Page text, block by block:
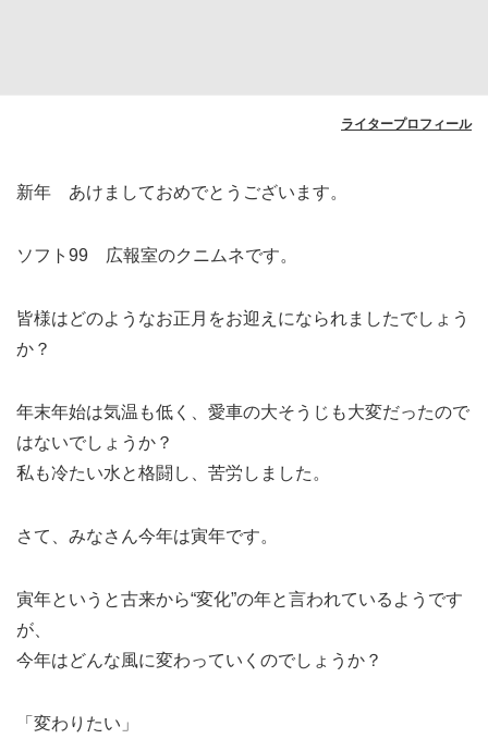
ライタープロフィール
新年 あけましておめでとうございます。
ソフト99 広報室のクニムネです。
皆様はどのようなお正月をお迎えになられましたでしょう
か？
年末年始は気温も低く、愛車の大そうじも大変だったので
はないでしょうか？
私も冷たい水と格闘し、苦労しました。
さて、みなさん今年は寅年です。
寅年というと古来から“変化”の年と言われているようです
が、
今年はどんな風に変わっていくのでしょうか？
「変わりたい」